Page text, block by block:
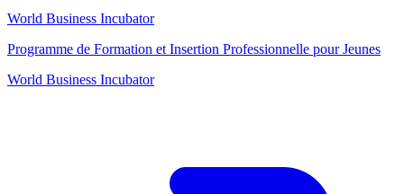
World Business Incubator
Programme de Formation et Insertion Professionnelle pour Jeunes
World Business Incubator